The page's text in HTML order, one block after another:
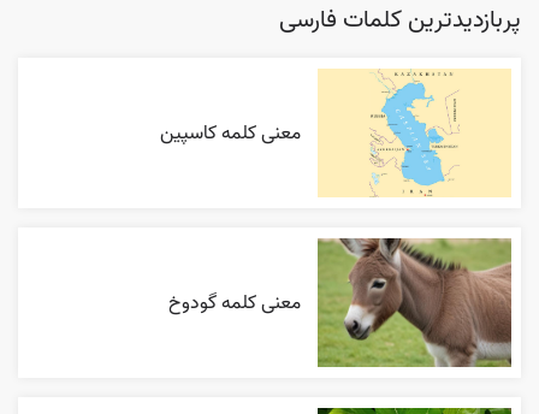
پربازدیدترین کلمات فارسی
معنی کلمه کاسپین
معنی کلمه گودوخ